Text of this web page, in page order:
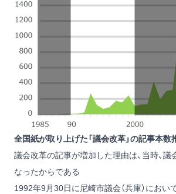
全国紙が取り上げた「議会改革」の記事本数
議会改革の記事が増加した理由は、当時、
なったからである
1992年9月30日に尼崎市議会（兵庫）におい